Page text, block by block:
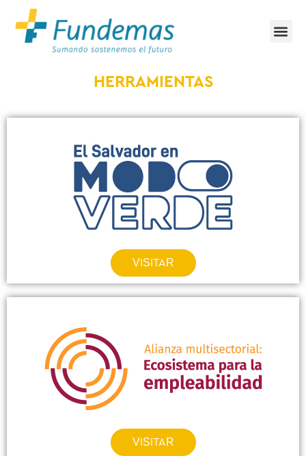
HERRAMIENTAS
VISITAR
VISITAR